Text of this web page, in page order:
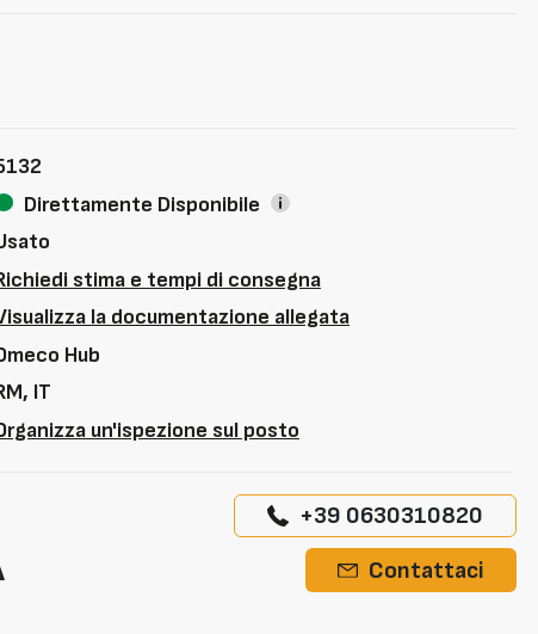
Direttamente Disponibile
stima e tempi di consegna
la documentazione allegata
Hub
IT
un'ispezione sul posto
+39 0630310820
Contattaci